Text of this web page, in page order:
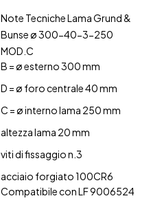
Note Tecniche Lama Grund &
Bunse ø 300-40-3-250
MOD.C
B = ø esterno 300 mm
D = ø foro centrale 40 mm
C = ø interno lama 250 mm
altezza lama 20 mm
viti di fissaggio n.3
acciaio forgiato 100CR6
Compatibile con LF 9006524